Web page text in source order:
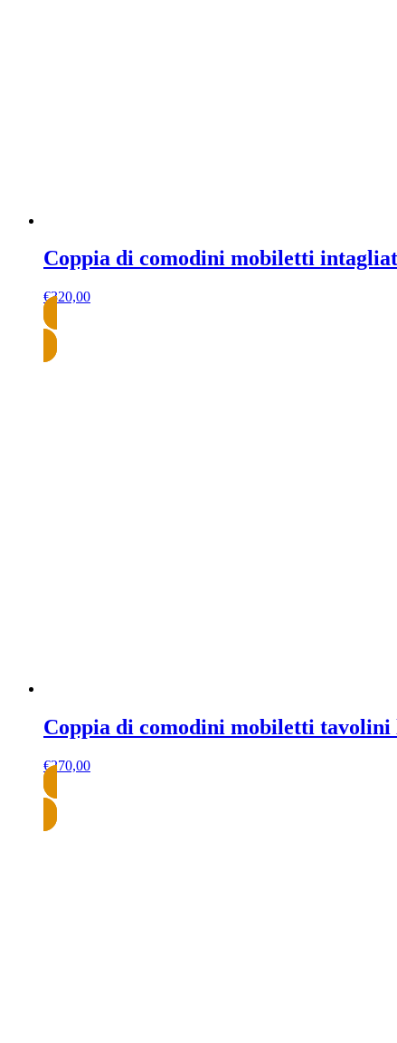
Coppia di comodini mobiletti
€320,00
Coppia di comodini mobiletti tavolini
€270,00